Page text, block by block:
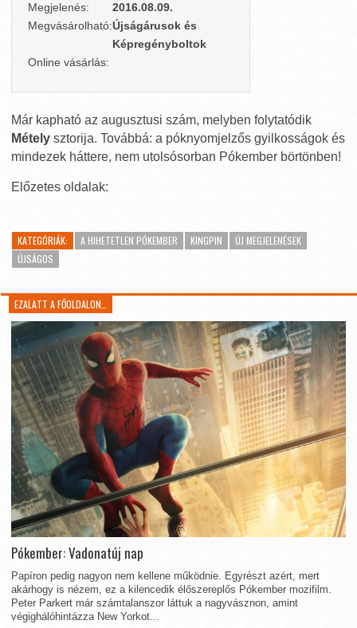
Megjelenés:
2016.08.09.
Megvásárolható:Újságárusok és
Képregényboltok
Online vásárlás:
Már kapható az augusztusi szám, melyben folytatódik
Métely sztorija. Továbbá: a póknyomjelzős gyilkosságok és
mindezek háttere, nem utolsósorban Pókember börtönben!
Előzetes oldalak:
KATEGÓRIÁK: A HIHETETLEN PÓKEMBER KINGPIN
ÚJ MEGJELENÉSEK
ÚJSÁGOS
EZALATT A FŐOLDALON…
Pókember: Vadonatúj nap
Papíron pedig nagyon nem kellene működnie. Egyrészt azért, mert
akárhogy is nézem, ez a kilencedik élőszereplős Pókember mozifilm.
Peter Parkert már számtalanszor láttuk a nagyvásznon, amint
végighálóhintázza New Yorkot...